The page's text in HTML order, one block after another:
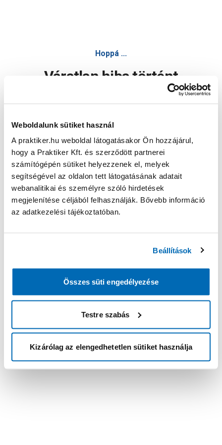
Weboldalunk sütiket használ
A praktiker.hu weboldal látogatásakor Ön hozzájárul,
hogy a Praktiker Kft. és szerződött partnerei
számítógépén sütiket helyezzenek el, melyek
segítségével az oldalon tett látogatásának adatait
webanalitikai és személyre szóló hirdetések
megjelenítése céljából felhasználják. Bővebb információ
az adatkezelési tájékoztatóban.
Beállítások
Összes süti engedélyezése
Testre szabás
Kizárólag az elengedhetetlen sütiket használja
Hoppá ...
Váratlan hiba történt
Oldal újratöltése